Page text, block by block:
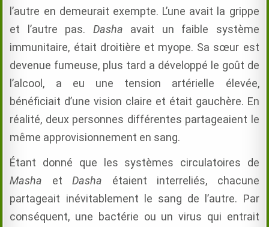
l’autre en demeurait exempte. L’une avait la grippe
et l’autre pas. Dasha avait un faible système
immunitaire, était droitière et myope. Sa sœur est
devenue fumeuse, plus tard a développé le goût de
l’alcool, a eu une tension artérielle élevée,
bénéficiait d’une vision claire et était gauchère. En
réalité, deux personnes différentes partageaient le
même approvisionnement en sang.
Étant donné que les systèmes circulatoires de
Masha etDasha étaient interreliés, chacune
partageait inévitablement le sang de l’autre. Par
conséquent, une bactérie ou un virus qui entrait